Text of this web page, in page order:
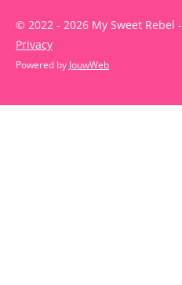
© 2022 - 2026 My Sweet Rebel -
Privacy
Powered by JouwWeb